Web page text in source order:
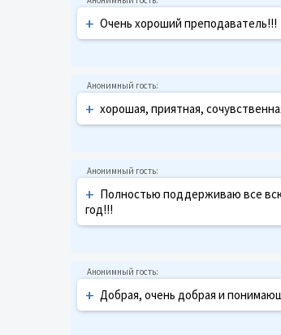
+ Очень хороший преподаватель!!!
+ хорошая, приятная,
+ Полностью поддерживаю все
год!!!
+ Добрая, очень добрая и